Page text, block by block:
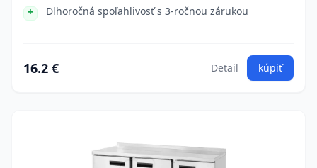
Dlhoročná spoľahlivosť s 3-ročnou zárukou
16.2 € Detail kúpiť